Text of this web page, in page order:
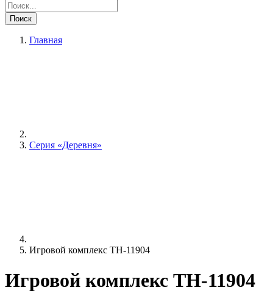
Поиск
Главная
Серия «Деревня»
Игровой комплекс TH-11904
Игровой комплекс TH-11904